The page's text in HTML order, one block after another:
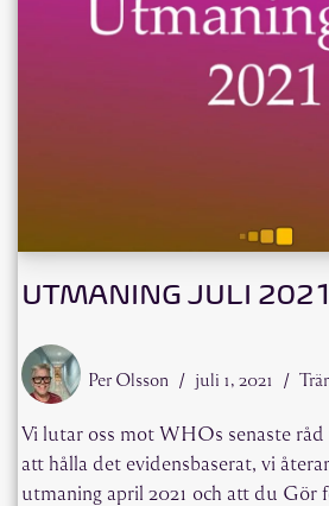
UTMANING JULI 2021
Per Olsson juli 1, 2021
Vi lutar oss mot WHOs senaste
att hålla det evidensbaserat, vi
utmaning april 2021 och att du Gör